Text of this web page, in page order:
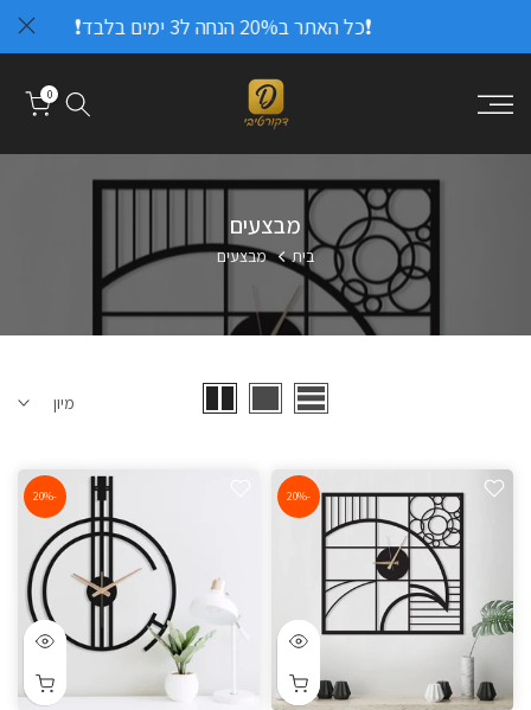
לתוכן
❗כל האתר ב20% הנחה ל3 ימים בלבד❗
0
מבצעים
בית מבצעים
מיון
-20%
-20%